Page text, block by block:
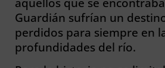
Guardián sufrían un
perdidos para siempre en
profundidades del río.